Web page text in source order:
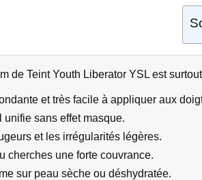
de Teint Youth Liberator YSL est
et très facile à appliquer aux
unifie sans effet masque.
et les irrégularités légères.
cherches une forte couvrance.
sur peau sèche ou déshydratée.